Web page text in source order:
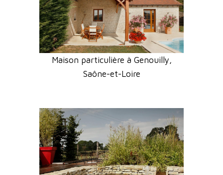
Maison particulière à Genouilly,
Saône-et-Loire